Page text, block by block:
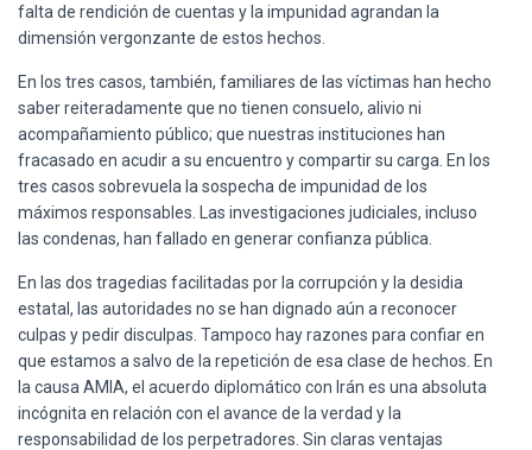
falta de rendición de cuentas y la impunidad agrandan la
dimensión vergonzante de estos hechos.
En los tres casos, también, familiares de las víctimas han hecho
saber reiteradamente que no tienen consuelo, alivio ni
acompañamiento público; que nuestras instituciones han
fracasado en acudir a su encuentro y compartir su carga. En los
tres casos sobrevuela la sospecha de impunidad de los
máximos responsables. Las investigaciones judiciales, incluso
las condenas, han fallado en generar confianza pública.
En las dos tragedias facilitadas por la corrupción y la desidia
estatal, las autoridades no se han dignado aún a reconocer
culpas y pedir disculpas. Tampoco hay razones para confiar en
que estamos a salvo de la repetición de esa clase de hechos. En
la causa AMIA, el acuerdo diplomático con Irán es una absoluta
incógnita en relación con el avance de la verdad y la
responsabilidad de los perpetradores. Sin claras ventajas